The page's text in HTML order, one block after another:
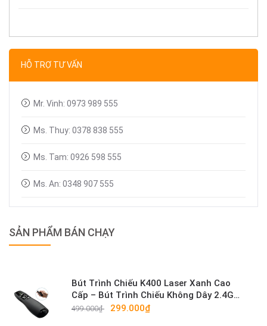
HỖ TRỢ TƯ VẤN
Mr. Vinh: 0973 989 555
Ms. Thuy: 0378 838 555
Ms. Tam: 0926 598 555
Ms. An: 0348 907 555
SẢN PHẨM BÁN CHẠY
Bút Trình Chiếu K400 Laser Xanh Cao
Cấp – Bút Trình Chiếu Không Dây 2.4G
Sáng Mạnh
499.000₫ 299.000₫